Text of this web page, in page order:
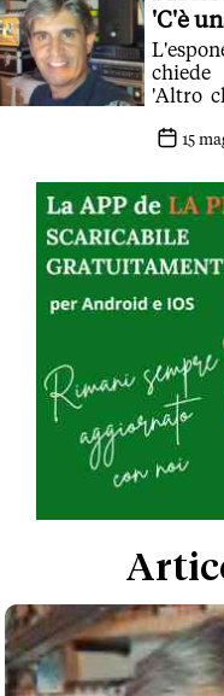
'C'è
'Altro
15